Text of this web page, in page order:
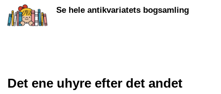
Se hele antikvariatets bogsamling
Det ene uhyre efter det andet